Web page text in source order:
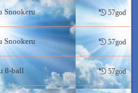
Snookeru 57god
Snookeru 57god
8-ball 57god